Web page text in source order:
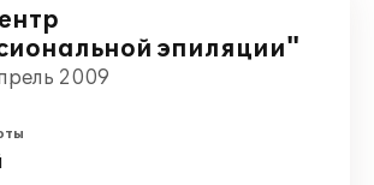
эпиляции"
2009